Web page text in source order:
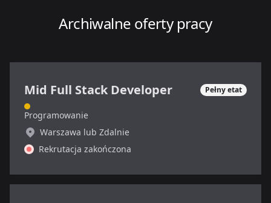
Archiwalne oferty pracy
Mid Full Stack Developer Pełny etat
Programowanie
Warszawa lub Zdalnie
Rekrutacja zakończona